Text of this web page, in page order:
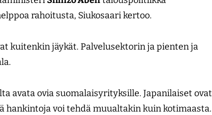
rahoitusta, Siukosaari kertoo.
kuitenkin jäykät. Palvelusektorin ja pienten ja
avata ovia suomalaisyrityksille. Japanilaiset ovat
hankintoja voi tehdä muualtakin kuin kotimaasta.